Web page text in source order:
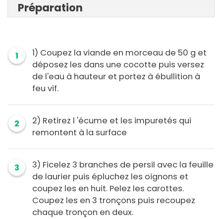
Préparation
1
1) Coupez la viande en morceau de 50 g et
déposez les dans une cocotte puis versez
de l'eau à hauteur et portez à ébullition à
feu vif.
2
2) Retirez l 'écume et les impuretés qui
remontent à la surface
3
3) Ficelez 3 branches de persil avec la feuille
de laurier puis épluchez les oignons et
coupez les en huit. Pelez les carottes.
Coupez les en 3 tronçons puis recoupez
chaque tronçon en deux.